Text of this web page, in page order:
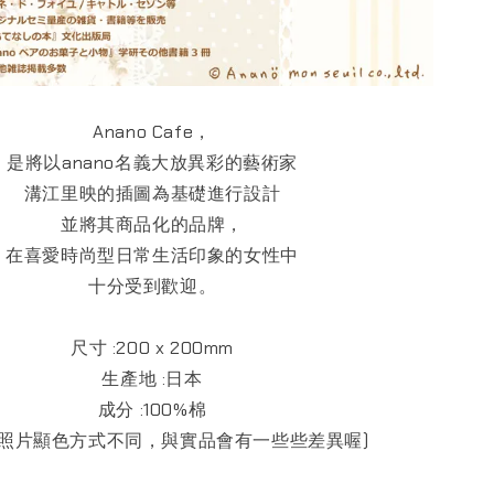
Anano Cafe，
是將以anano名義大放異彩的藝術家
溝江里映的插圖為基礎進行設計
並將其商品化的品牌，
在喜愛時尚型日常生活印象的女性中
十分受到歡迎。
尺寸 :200 x 200mm
生產地 :日本
成分 :100%棉
片顯色方式不同，與實品會有一些些差異喔)